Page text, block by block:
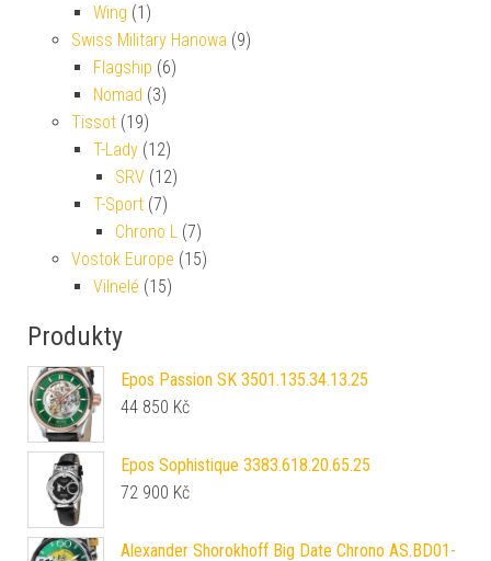
Wing (1)
Swiss Military Hanowa (9)
Flagship (6)
Nomad (3)
Tissot (19)
T-Lady (12)
SRV (12)
T-Sport (7)
Chrono L (7)
Vostok Europe (15)
Vilnelé (15)
Produkty
Epos Passion SK 3501.135.34.13.25
44 850 Kč
Epos Sophistique 3383.618.20.65.25
72 900 Kč
Alexander Shorokhoff Big Date Chrono AS.BD01-